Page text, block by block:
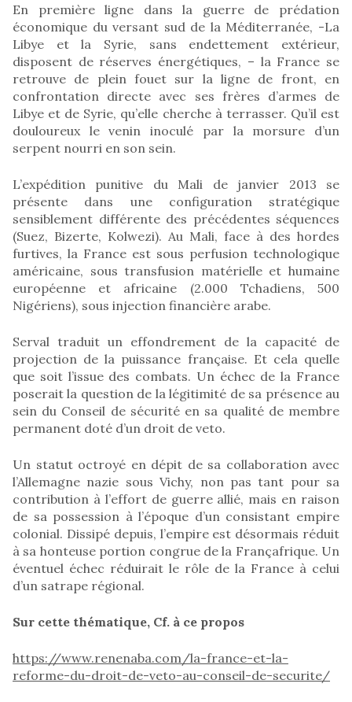
En première ligne dans la guerre de prédation
économique du versant sud de la Méditerranée, -La
Libye et la Syrie, sans endettement extérieur,
disposent de réserves énergétiques, – la France se
retrouve de plein fouet sur la ligne de front, en
confrontation directe avec ses frères d’armes de
Libye et de Syrie, qu’elle cherche à terrasser. Qu’il est
douloureux le venin inoculé par la morsure d’un
serpent nourri en son sein.
L’expédition punitive du Mali de janvier 2013 se
présente dans une configuration stratégique
sensiblement différente des précédentes séquences
(Suez, Bizerte, Kolwezi). Au Mali, face à des hordes
furtives, la France est sous perfusion technologique
américaine, sous transfusion matérielle et humaine
européenne et africaine (2.000 Tchadiens, 500
Nigériens), sous injection financière arabe.
Serval traduit un effondrement de la capacité de
projection de la puissance française. Et cela quelle
que soit l’issue des combats. Un échec de la France
poserait la question de la légitimité de sa présence au
sein du Conseil de sécurité en sa qualité de membre
permanent doté d’un droit de veto.
Un statut octroyé en dépit de sa collaboration avec
l’Allemagne nazie sous Vichy, non pas tant pour sa
contribution à l’effort de guerre allié, mais en raison
de sa possession à l’époque d’un consistant empire
colonial. Dissipé depuis, l’empire est désormais réduit
à sa honteuse portion congrue de la Françafrique. Un
éventuel échec réduirait le rôle de la France à celui
d’un satrape régional.
Sur cette thématique, Cf. à ce propos
https://www.renenaba.com/la-france-et-la-
reforme-du-droit-de-veto-au-conseil-de-securite/